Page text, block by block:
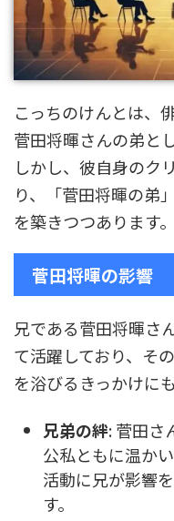
こっちのけんとは、
菅田将暉さんの弟と
しかし、彼自身のク
り、「菅田将暉の弟
を築きつつあります。
菅田将暉の影響
兄である菅田将暉さ
て活躍しており、そ
を浴びるきっかけに
兄弟の絆: 菅田さ
公私ともに温か
活動に兄が影響
す。